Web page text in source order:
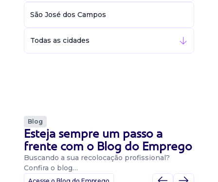
São José dos Campos
Todas as cidades
Blog
Esteja sempre um passo a
frente com o Blog do Emprego
Buscando a sua recolocação profissional?
Confira o blog…